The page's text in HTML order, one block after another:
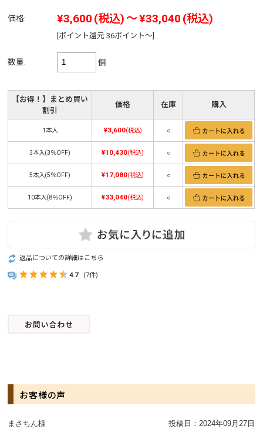
価格: ¥3,600 (税込) ～¥33,040 (税込)
[ポイント還元 36ポイント～]
数量: 個
【お得！】まとめ買い
割引
価格 在庫 購入
1本入 ¥3,600(税込) ○
3本入(3％OFF) ¥10,430(税込) ○
5本入(5％OFF) ¥17,080(税込) ○
10本入(8％OFF) ¥33,040(税込) ○
返品についての詳細はこちら
4.7 (7件)
お客様の声
まさちん様 投稿日：2024年09月27日